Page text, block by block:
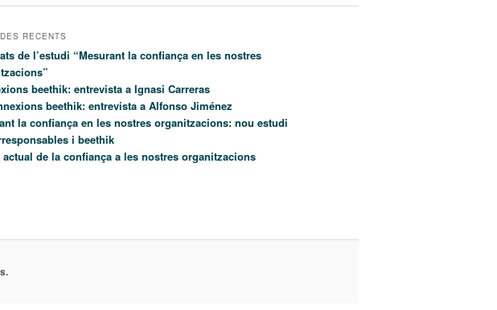
RECENTS
de l’estudi “Mesurant la confiança en les nostres
beethik: entrevista a Ignasi Carreras
beethik: entrevista a Alfonso Jiménez
la confiança en les nostres organitzacions: nou estudi
i beethik
actual de la confiança a les nostres organitzacions